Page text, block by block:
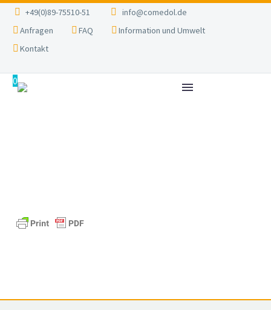
+49(0)89-75510-51
info@comedol.de
Anfragen
FAQ
Information und Umwelt
Kontakt
0